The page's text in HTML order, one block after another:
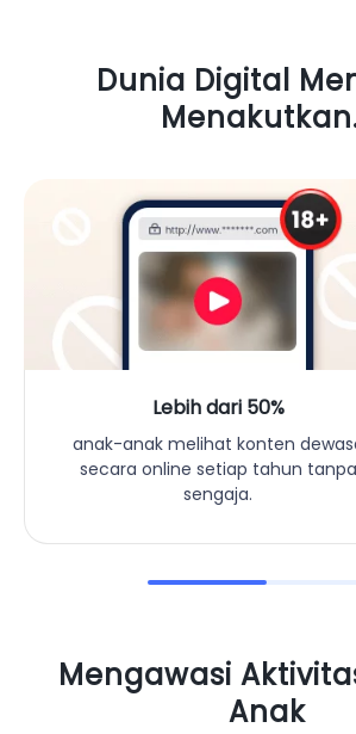
Dunia Digital
Lebih dari 50%
anak-anak melihat konten
secara online setiap tahun tanpa
sengaja.
Mengawasi
Anak